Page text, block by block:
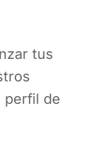
tus
perfil de